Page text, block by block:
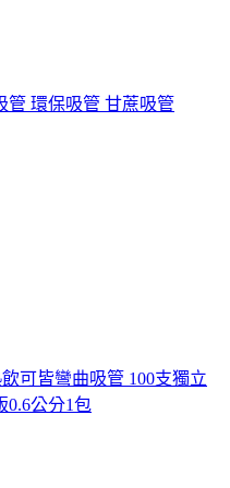
管 環保吸管 甘蔗吸管
可皆彎曲吸管 100支獨立
0.6公分1包